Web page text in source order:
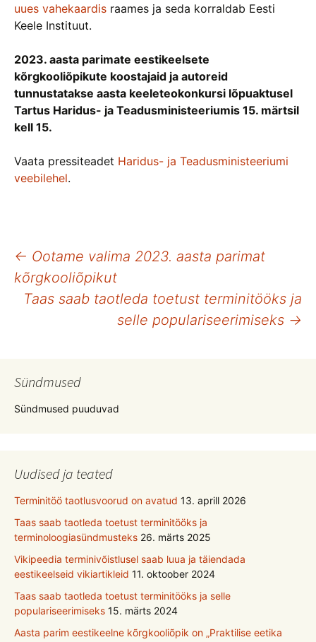
uues vahekaardis raames ja seda korraldab Eesti
Keele Instituut.
2023. aasta parimate eestikeelsete
kõrgkooliõpikute koostajaid ja autoreid
tunnustatakse aasta keeleteokonkursi lõpuaktusel
Tartus Haridus- ja Teadusministeeriumis 15. märtsil
kell 15.
Vaata pressiteadet Haridus- ja Teadusministeeriumi
veebilehel.
Postituste
töölaud
← Ootame valima 2023. aasta parimat
kõrgkooliõpikut
Taas saab taotleda toetust terminitööks ja
selle populariseerimiseks →
Sündmused
Sündmused puuduvad
Uudised ja teated
Terminitöö taotlusvoorud on avatud 13. aprill 2026
Taas saab taotleda toetust terminitööks ja
terminoloogiasündmusteks 26. märts 2025
Vikipeedia terminivõistlusel saab luua ja täiendada
eestikeelseid vikiartikleid 11. oktoober 2024
Taas saab taotleda toetust terminitööks ja selle
populariseerimiseks 15. märts 2024
Aasta parim eestikeelne kõrgkooliõpik on „Praktilise eetika